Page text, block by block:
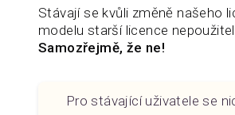
Stávají se kvůli změně našeho
modelu starší licence
Samozřejmě, že ne!
Pro stávající uživatele se